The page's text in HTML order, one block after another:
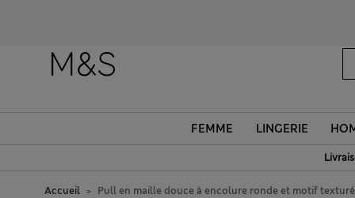
FEMME LINGERIE
Accueil Pull en maille douce à encolure ronde et motif texturé